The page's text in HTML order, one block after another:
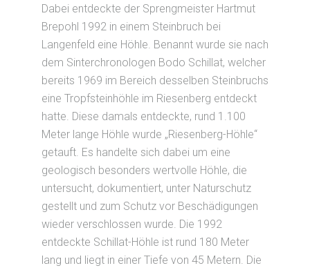
Dabei entdeckte der Sprengmeister Hartmut
Brepohl 1992 in einem Steinbruch bei
Langenfeld eine Höhle. Benannt wurde sie nach
dem Sinterchronologen Bodo Schillat, welcher
bereits 1969 im Bereich desselben Steinbruchs
eine Tropfsteinhöhle im Riesenberg entdeckt
hatte. Diese damals entdeckte, rund 1.100
Meter lange Höhle wurde „Riesenberg-Höhle“
getauft. Es handelte sich dabei um eine
geologisch besonders wertvolle Höhle, die
untersucht, dokumentiert, unter Naturschutz
gestellt und zum Schutz vor Beschädigungen
wieder verschlossen wurde. Die 1992
entdeckte Schillat-Höhle ist rund 180 Meter
lang und liegt in einer Tiefe von 45 Metern. Die